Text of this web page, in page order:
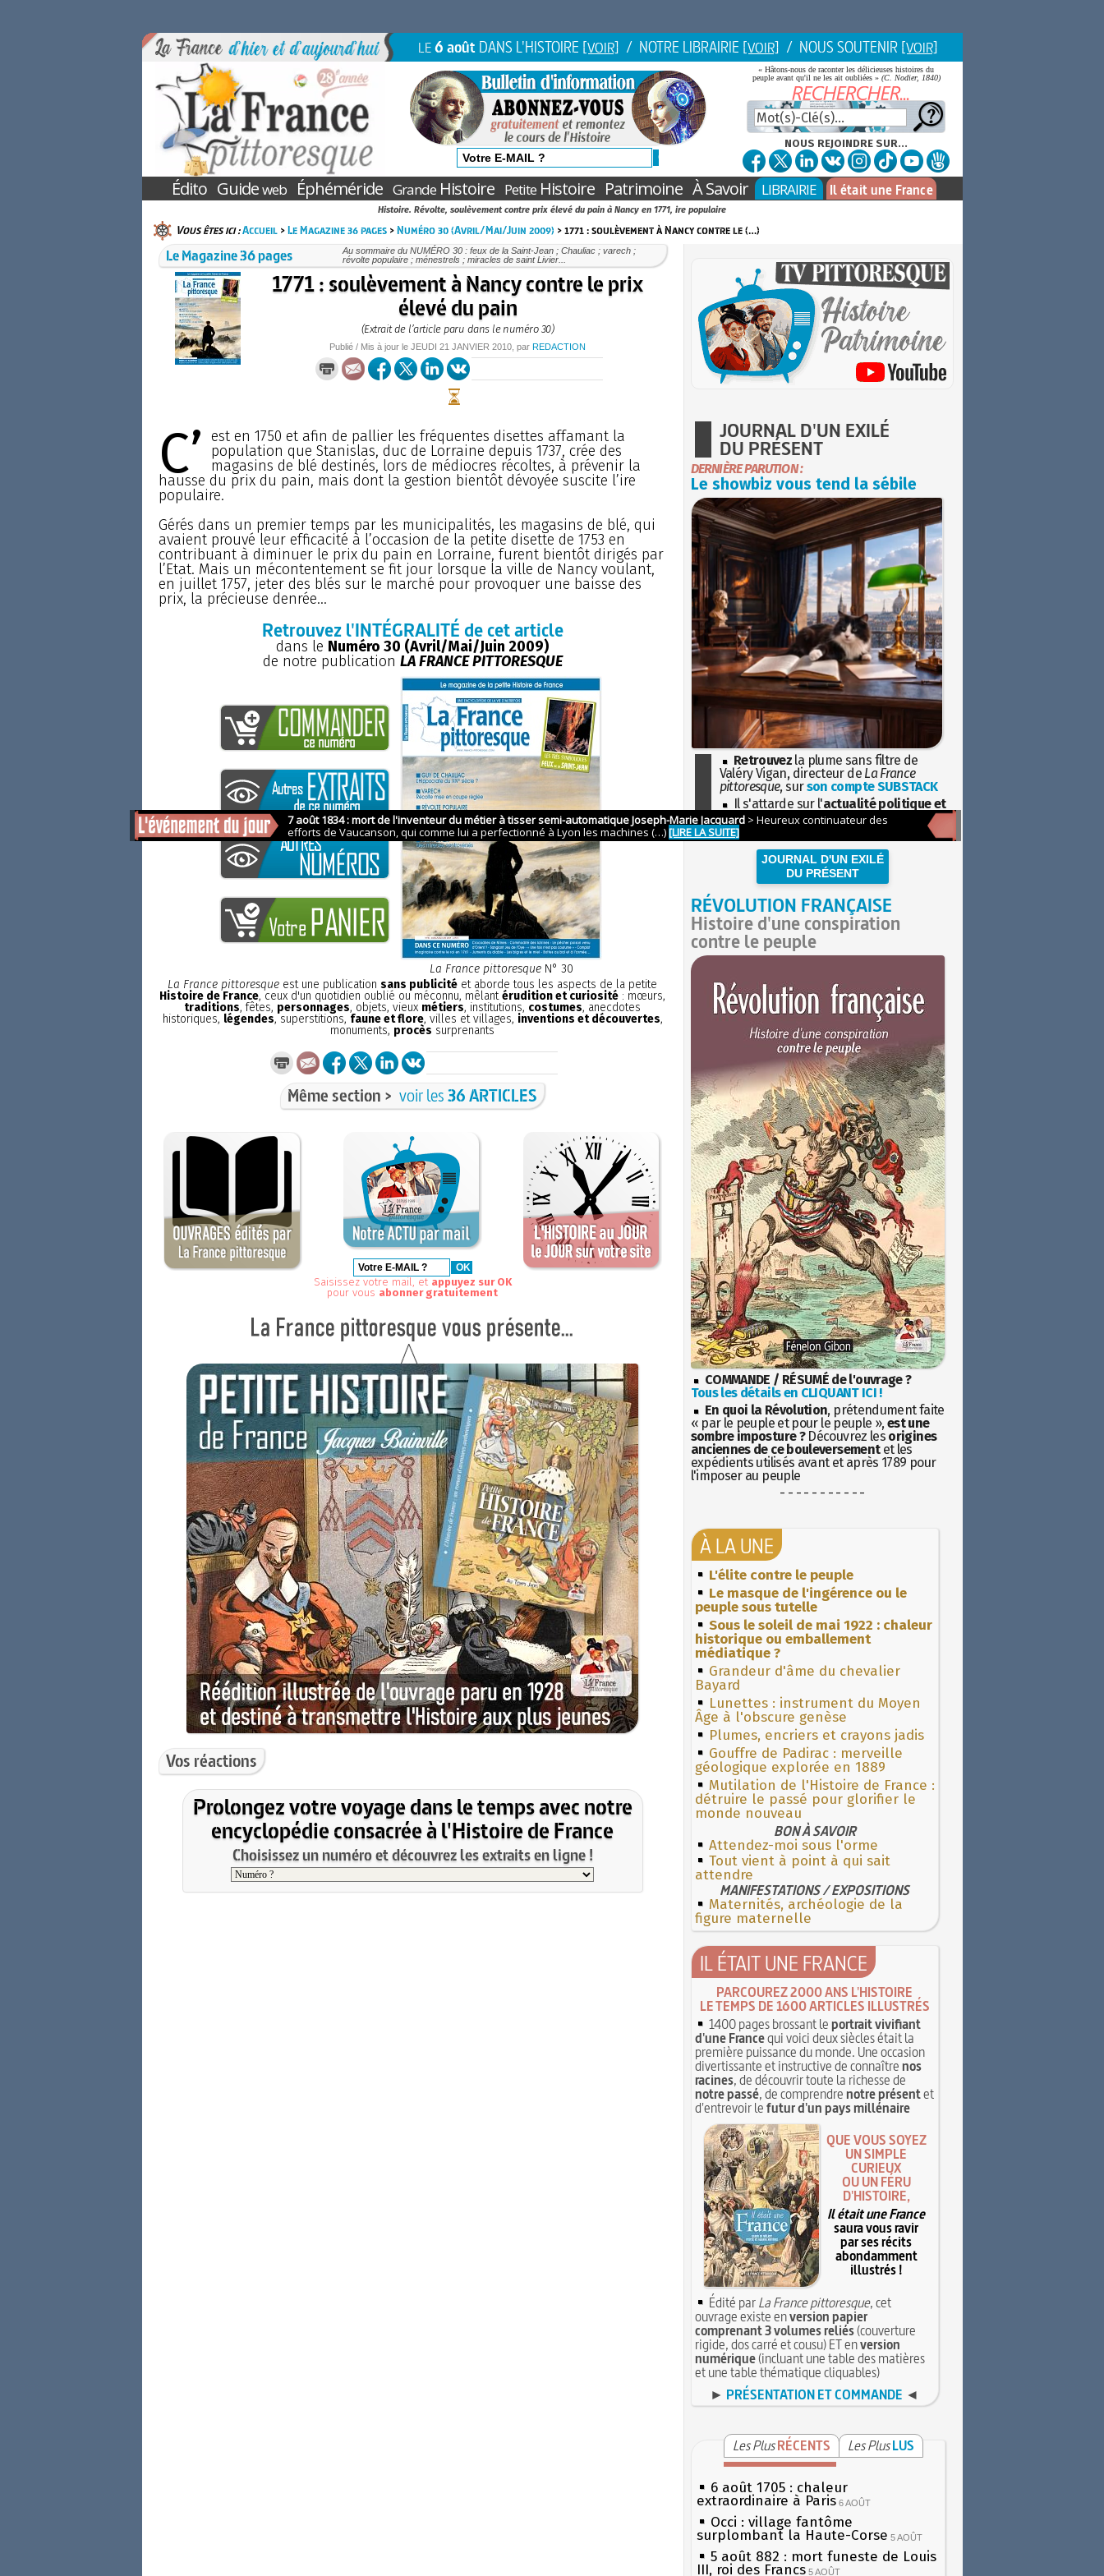
LE6 août DANS L'HISTOIRE [VOIR] / NOTRE LIBRAIRIE [VOIR] / NOUS SOUTENIR [VOIR]
« Hâtons-nous de raconter les délicieuses histoires du
peuple avant qu'il ne les ait oubliées » (C. Nodier, 1840)
NOUS REJOINDRE SUR...
Édito Guideweb Éphéméride GrandeHistoire PetiteHistoire Patrimoine À Savoir LIBRAIRIE Il était une France
Histoire. Révolte, soulèvement contre prix élevé du pain à Nancy en 1771, ire populaire
Vous êtes ici :Accueil>Le Magazine 36 pages>Numéro 30 (Avril/Mai/Juin 2009) > 1771 : soulèvement à Nancy contre le (…)
Le Magazine 36 pages
Au sommaire du NUMÉRO 30 : feux de la Saint-Jean ; Chauliac ; varech ;
révolte populaire ; ménestrels ; miracles de saint Livier...
1771 : soulèvement à Nancy contre le prix
élevé du pain
(Extrait de l’article paru dans le numéro 30)
Publié / Mis à jour le JEUDI 21 JANVIER 2010 , par REDACTION
C’ est en 1750 et afin de pallier les fréquentes disettes affamant la
population que Stanislas, duc de Lorraine depuis 1737, crée des
magasins de blé destinés, lors de médiocres récoltes, à prévenir la
hausse du prix du pain, mais dont la gestion bientôt dévoyée suscite l’ire
populaire.
Gérés dans un premier temps par les municipalités, les magasins de blé, qui
avaient prouvé leur efficacité à l’occasion de la petite disette de 1753 en
contribuant à diminuer le prix du pain en Lorraine, furent bientôt dirigés par
l’Etat. Mais un mécontentement se fit jour lorsque la ville de Nancy voulant,
en juillet 1757, jeter des blés sur le marché pour provoquer une baisse des
prix, la précieuse denrée...
Retrouvez l'INTÉGRALITÉ de cet article
dans le Numéro 30 (Avril/Mai/Juin 2009)
de notre publication LA FRANCE PITTORESQUE
La France pittoresqueN° 30
La France pittoresque est une publication sans publicité et aborde tous les aspects de la petite
Histoire de France, ceux d'un quotidien oublié ou méconnu, mêlantérudition et curiosité : mœurs,
traditions, fêtes, personnages, objets, vieux métiers, institutions, costumes, anecdotes
historiques, légendes, superstitions, faune et flore, villes et villages, inventions et découvertes,
monuments, procès surprenants
Même section > voir les36 ARTICLES
Saisissez votre mail, et appuyez sur OK
pour vous abonner gratuitement
Vos réactions
Prolongez votre voyage dans le temps avec notre
encyclopédie consacrée à l'Histoire de France
Choisissez un numéro et découvrez les extraits en ligne !
JOURNAL D'UN EXILÉ
DU PRÉSENT
DERNIÈRE PARUTION :
Le showbiz vous tend la sébile
Retrouvez la plume sans filtre de
Valéry Vigan, directeur de La France
pittoresque, surson compte SUBSTACK
Il s'attarde sur l'actualité politique et
sociétaleavec la hauteur de vue de
l'Histoire
JOURNAL D'UN EXILÉ
DU PRÉSENT
RÉVOLUTION FRANÇAISE
Histoire d'une conspiration
contre le peuple
COMMANDE / RÉSUMÉ de l'ouvrage ?
Tous les détails en CLIQUANT ICI !
En quoi la Révolution, prétendument faite
« par le peuple et pour le peuple », est une
sombre imposture ?Découvrez les origines
anciennes de ce bouleversementet les
expédients utilisés avant et après 1789 pour
l'imposer au peuple
- - - - - - - - - - -
À LA UNE
L'élite contre le peuple
Le masque de l'ingérence ou le
peuple sous tutelle
Sous le soleil de mai 1922 : chaleur
historique ou emballement
médiatique ?
Grandeur d'âme du chevalier
Bayard
Lunettes : instrument du Moyen
Âge à l'obscure genèse
Plumes, encriers et crayons jadis
Gouffre de Padirac : merveille
géologique explorée en 1889
Mutilation de l'Histoire de France :
détruire le passé pour glorifier le
monde nouveau
BON À SAVOIR
Attendez-moi sous l'orme
Tout vient à point à qui sait
attendre
MANIFESTATIONS / EXPOSITIONS
Maternités, archéologie de la
figure maternelle
IL ÉTAIT UNE FRANCE
PARCOUREZ 2000 ANS L'HISTOIRE
LE TEMPS DE 1600 ARTICLES ILLUSTRÉS
1400 pages brossant leportrait vivifiant
d'une Francequi voici deux siècles était la
première puissance du monde. Une occasion
divertissante et instructive de connaîtrenos
racines, de découvrir toute la richesse de
notre passé, de comprendrenotre présentet
d'entrevoir lefutur d'un pays millénaire
QUE VOUS SOYEZ
UN SIMPLE
CURIEUX
OU UN FÉRU
D'HISTOIRE,
Il était une France
saura vous ravir
par ses récits
abondamment
illustrés !
Édité parLa France pittoresque, cet
ouvrage existe enversion papier
comprenant 3 volumes reliés(couverture
rigide, dos carré et cousu) ET enversion
numérique(incluant une table des matières
et une table thématique cliquables)
► PRÉSENTATION ET COMMANDE ◄
Les Plus RÉCENTS Les Plus LUS
6 août 1705 : chaleur
extraordinaire à Paris 6 AOÛT
Occi : village fantôme
surplombant la Haute-Corse 5 AOÛT
5 août 882 : mort funeste de Louis
III, roi des Francs 5 AOÛT